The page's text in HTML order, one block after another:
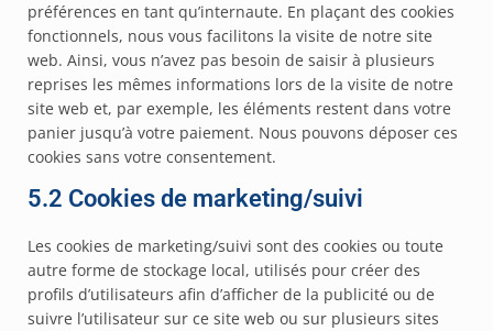
préférences en tant qu’internaute. En plaçant des cookies
fonctionnels, nous vous facilitons la visite de notre site
web. Ainsi, vous n’avez pas besoin de saisir à plusieurs
reprises les mêmes informations lors de la visite de notre
site web et, par exemple, les éléments restent dans votre
panier jusqu’à votre paiement. Nous pouvons déposer ces
cookies sans votre consentement.
5.2 Cookies de marketing/suivi
Les cookies de marketing/suivi sont des cookies ou toute
autre forme de stockage local, utilisés pour créer des
profils d’utilisateurs afin d’afficher de la publicité ou de
suivre l’utilisateur sur ce site web ou sur plusieurs sites